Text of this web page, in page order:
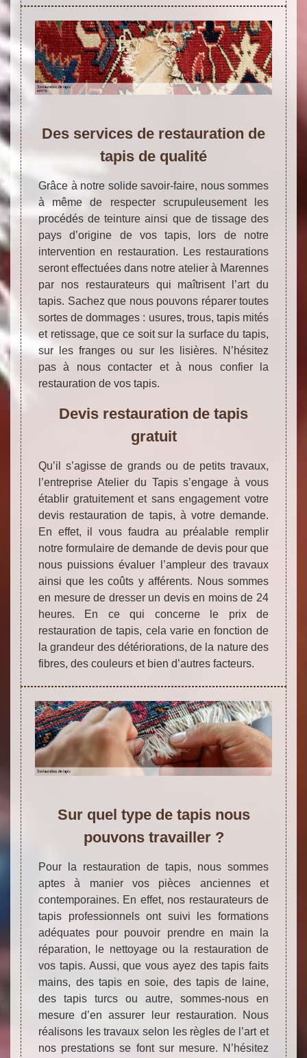
Des services de restauration de
tapis de qualité
Grâce à notre solide savoir-faire, nous sommes
à même de respecter scrupuleusement les
procédés de teinture ainsi que de tissage des
pays d’origine de vos tapis, lors de notre
intervention en restauration. Les restaurations
seront effectuées dans notre atelier à Marennes
par nos restaurateurs qui maîtrisent l’art du
tapis. Sachez que nous pouvons réparer toutes
sortes de dommages : usures, trous, tapis mités
et retissage, que ce soit sur la surface du tapis,
sur les franges ou sur les lisières. N’hésitez
pas à nous contacter et à nous confier la
restauration de vos tapis.
Devis restauration de tapis
gratuit
Qu’il s’agisse de grands ou de petits travaux,
l’entreprise Atelier du Tapis s’engage à vous
établir gratuitement et sans engagement votre
devis restauration de tapis, à votre demande.
En effet, il vous faudra au préalable remplir
notre formulaire de demande de devis pour que
nous puissions évaluer l’ampleur des travaux
ainsi que les coûts y afférents. Nous sommes
en mesure de dresser un devis en moins de 24
heures. En ce qui concerne le prix de
restauration de tapis, cela varie en fonction de
la grandeur des détériorations, de la nature des
fibres, des couleurs et bien d’autres facteurs.
Sur quel type de tapis nous
pouvons travailler ?
Pour la restauration de tapis, nous sommes
aptes à manier vos pièces anciennes et
contemporaines. En effet, nos restaurateurs de
tapis professionnels ont suivi les formations
adéquates pour pouvoir prendre en main la
réparation, le nettoyage ou la restauration de
vos tapis. Aussi, que vous ayez des tapis faits
mains, des tapis en soie, des tapis de laine,
des tapis turcs ou autre, sommes-nous en
mesure d’en assurer leur restauration. Nous
réalisons les travaux selon les règles de l’art et
nos prestations se font sur mesure. N’hésitez